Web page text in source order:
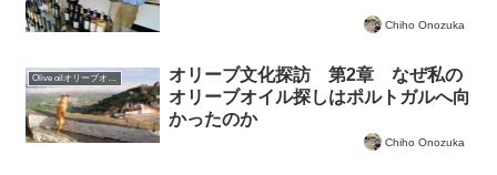
Chiho Onozuka
オリーブ文化探訪 第2章 なぜ私の
オリーブオイル探しはポルトガルへ向
かったのか
Chiho Onozuka